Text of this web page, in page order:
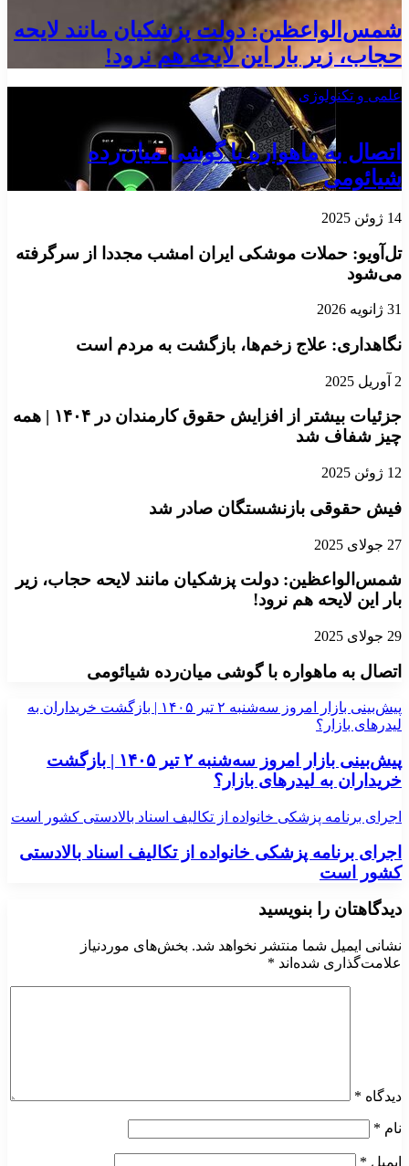
شمس‌الواعظین: دولت پزشکیان مانند لایحه
حجاب، زیر بار این لایحه هم نرود!
علمی و تکنولوژی
اتصال به ماهواره با گوشی‌ میان‌رده
شیائومی
14 ژوئن 2025
تل‌آویو: حملات موشکی ایران امشب مجددا از سرگرفته
می‌شود
31 ژانویه 2026
نگاهداری: علاج زخم‌ها، بازگشت به مردم است
2 آوریل 2025
جزئیات بیشتر از افزایش حقوق کارمندان در ١۴٠۴ | همه
چیز شفاف شد
12 ژوئن 2025
فیش حقوقی بازنشستگان صادر شد
27 جولای 2025
شمس‌الواعظین: دولت پزشکیان مانند لایحه حجاب، زیر
بار این لایحه هم نرود!
29 جولای 2025
اتصال به ماهواره با گوشی‌ میان‌رده شیائومی
پیش‌بینی بازار امروز سه‌شنبه ۲ تیر ۱۴۰۵ | بازگشت خریداران به
لیدر‌های بازار؟
پیش‌بینی بازار امروز سه‌شنبه ۲ تیر ۱۴۰۵ | بازگشت
خریداران به لیدر‌های بازار؟
اجرای برنامه پزشکی خانواده از تکالیف اسناد بالادستی کشور است
اجرای برنامه پزشکی خانواده از تکالیف اسناد بالادستی
کشور است
دیدگاهتان را بنویسید
نشانی ایمیل شما منتشر نخواهد شد. بخش‌های موردنیاز
علامت‌گذاری شده‌اند *
دیدگاه *
نام *
ایمیل *